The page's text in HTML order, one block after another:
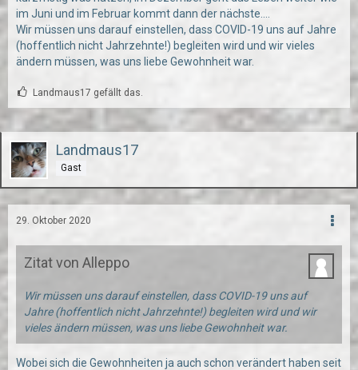
im Juni und im Februar kommt dann der nächste....
Wir müssen uns darauf einstellen, dass COVID-19 uns auf Jahre
(hoffentlich nicht Jahrzehnte!) begleiten wird und wir vieles
ändern müssen, was uns liebe Gewohnheit war.
Landmaus17 gefällt das.
Landmaus17
Gast
29. Oktober 2020
Zitat von Alleppo
Wir müssen uns darauf einstellen, dass COVID-19 uns auf
Jahre (hoffentlich nicht Jahrzehnte!) begleiten wird und wir
vieles ändern müssen, was uns liebe Gewohnheit war.
Wobei sich die Gewohnheiten ja auch schon verändert haben seit